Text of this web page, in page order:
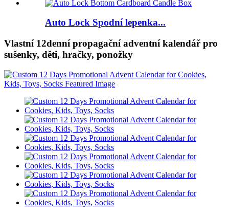
Auto Lock Spodní lepenka...
Vlastní 12denní propagační adventní kalendář pro
sušenky, děti, hračky, ponožky